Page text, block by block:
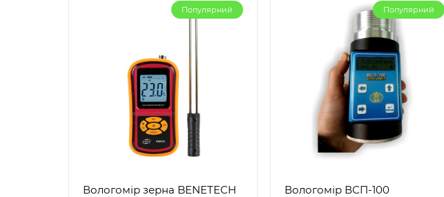
Популярний
Вологомір зерна BENETECH
Популярний
Вологомір ВСП-100